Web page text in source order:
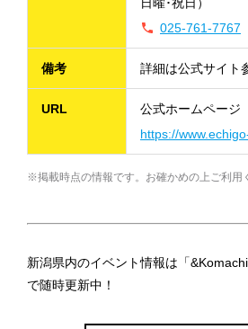
025-761-7767
備考 詳細は公式サイト
URL
公式ホームページ
https://
※掲載時点の情報です。お確かめの上ご利用
新潟県内のイベント情報は「
で随時更新中！